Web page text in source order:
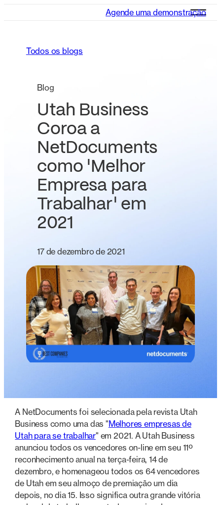
Agende uma demonstração
Todos os blogs
Blog
Utah Business
Coroa a
NetDocuments
como 'Melhor
Empresa para
Trabalhar' em
2021
17 de dezembro de 2021
A NetDocuments foi selecionada pela revista Utah
Business como uma das "Melhores empresas de
Utah para se trabalhar" em 2021. A Utah Business
anunciou todos os vencedores on-line em seu 11º
reconhecimento anual na terça-feira, 14 de
dezembro, e homenageou todos os 64 vencedores
de Utah em seu almoço de premiação um dia
depois, no dia 15. Isso significa outra grande vitória